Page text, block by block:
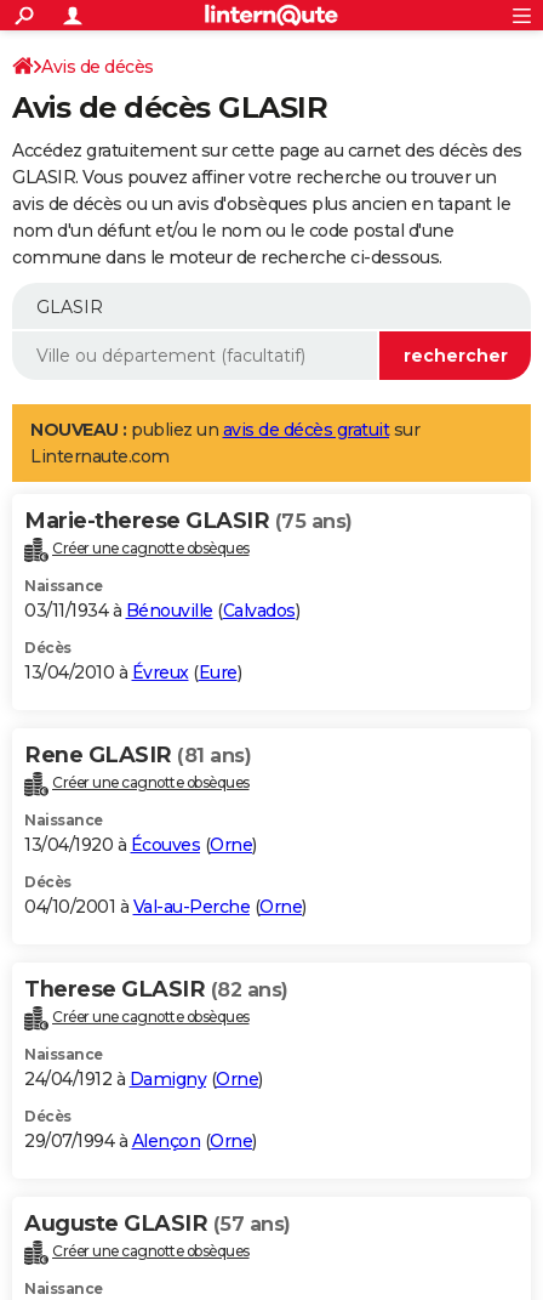
ACTUALITÉS
Politique
Société
Faits Divers
Education
Monde
Villes
+
SPORT
Coupe du monde 2026
Football
Tennis
Cyclisme
Rugby
Forum
Programme TV
TNT
Streaming
Cinéma
Sorties cinéma
Musique
+
FINANCE
Retraite
Epargne
Immobilier
Risques naturels par ville
Banque
Assurance
AUTO
Essais
Réserver un essai
Citadines
Berlines
SUV
Forum auto
+
Mobiles
Meilleur smartphone
Internet
Ordinateurs
Jeux vidéo
Guide high-tech
Aménagement intérieur
LIFESTYLE
Art de vivre
Bien-être
Loisirs
Mode
Modes de vie
Alimentation
Guide de la santé
Maladies
Médicaments
Sommeil
VOYAGE
Destinations
City break
Voyage nature
Voyage de noces
Forum
Climat
+PHOTO
GUIDES D'ACHAT
BONS PLANS
Carte de Noël
Carte Bonne année
Carte Saint-Valentin
Carte Pâques
Carte d'anniversaire
DICTIONNAIRE
Dictionnaire
Biographies
Citations
Expressions
Proverbes
PROGRAMME TV
S'inscrire
Se connecter
Lycées
Collèges
Primaires
Universités
Entreprises
Service militaire
Avis de recherche
AVIS DE DÉCÈS
Bricolage
Lifestyle
Culture
Sport
Auto
Television
Voyage
Cinema
Avis de décès
Avis de décès GLASIR
Accédez gratuitement sur cette page au carnet des décès des
GLASIR. Vous pouvez affiner votre recherche ou trouver un
avis de décès ou un avis d'obsèques plus ancien en tapant le
nom d'un défunt et/ou le nom ou le code postal d'une
commune dans le moteur de recherche ci-dessous.
NOUVEAU : publiez un avis de décès gratuitsur
Linternaute.com
Marie-therese GLASIR (75 ans)
Créer une cagnotte obsèques
Naissance
03/11/1934 à Bénouville (Calvados)
Décès
13/04/2010 à Évreux(Eure)
Rene GLASIR (81 ans)
Créer une cagnotte obsèques
Naissance
13/04/1920 à Écouves (Orne)
Décès
04/10/2001 à Val-au-Perche (Orne)
Therese GLASIR (82 ans)
Créer une cagnotte obsèques
Naissance
24/04/1912 à Damigny(Orne)
Décès
29/07/1994 à Alençon (Orne)
Auguste GLASIR (57 ans)
Créer une cagnotte obsèques
Naissance